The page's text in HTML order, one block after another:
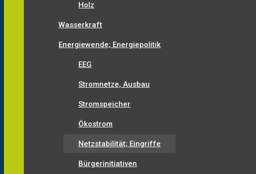
Holz
Wasserkraft
Energiewende; Energiepolitik
EEG
Stromnetze, Ausbau
Stromspeicher
Ökostrom
Netzstabilität; Eingriffe
Bürgerinitiativen